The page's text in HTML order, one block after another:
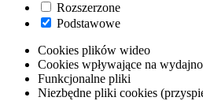
Rozszerzone
Podstawowe
Cookies plików wideo
Cookies wpływające na
Funkcjonalne pliki
Niezbędne pliki cookies